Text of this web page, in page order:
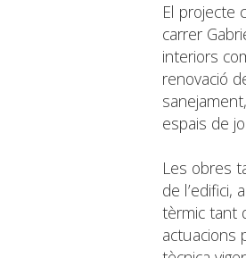
El projecte
carrer
interiors
renovació
espais de
Les obres
de
tèrmic tant
actuacions